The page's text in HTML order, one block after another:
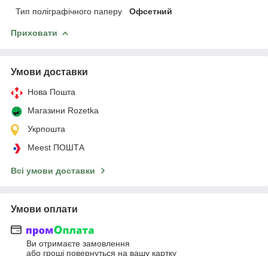
Тип поліграфічного паперу
Офсетний
Приховати
Умови доставки
Нова Пошта
Магазини Rozetka
Укрпошта
Meest ПОШТА
Всі умови доставки
Умови оплати
Ви отримаєте замовлення
або гроші повернуться на вашу картку